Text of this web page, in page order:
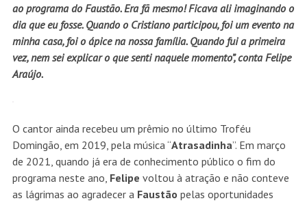
ao programa do Faustão. Era fã mesmo! Ficava ali imaginando o
dia que eu fosse. Quando o Cristiano participou, foi um evento na
minha casa, foi o ápice na nossa família. Quando fui a primeira
vez, nem sei explicar o que senti naquele momento”, conta Felipe
Araújo.
O cantor ainda recebeu um prêmio no último Troféu
Domingão, em 2019, pela música “Atrasadinha”. Em março
de 2021, quando já era de conhecimento público o fim do
programa neste ano, Felipe voltou à atração e não conteve
as lágrimas ao agradecer a Faustão pelas oportunidades